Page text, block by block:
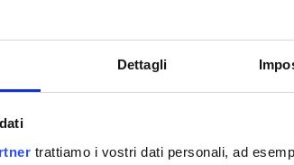
Dettagli
trattiamo i vostri dati personali, ad
solo episodiche segnalazioni. La caratteristica
eseguire, brevi, possibilmente sintetici, in
con vincolo di sede più forte e quindi
verificarne l’efficacia, con test
PROJECT PARTICIPANTS